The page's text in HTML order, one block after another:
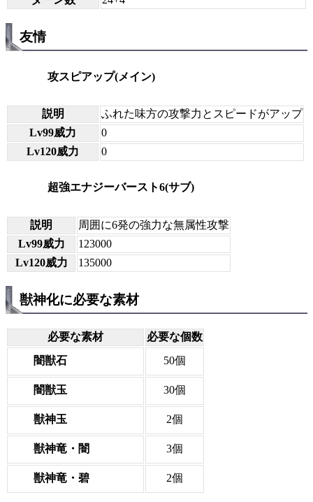
友情
攻スピアップ(メイン)
説明
ふれた味方の攻撃力とスピードがアップ
Lv99威力
0
Lv120威力
0
超強エナジーバースト6(サブ)
説明
周囲に6発の強力な無属性攻撃
Lv99威力
123000
Lv120威力
135000
獣神化に必要な素材
必要な素材
必要な個数
闇獣石
50個
闇獣玉 30個
獣神玉 2個
獣神竜・闇 3個
獣神竜・碧 2個